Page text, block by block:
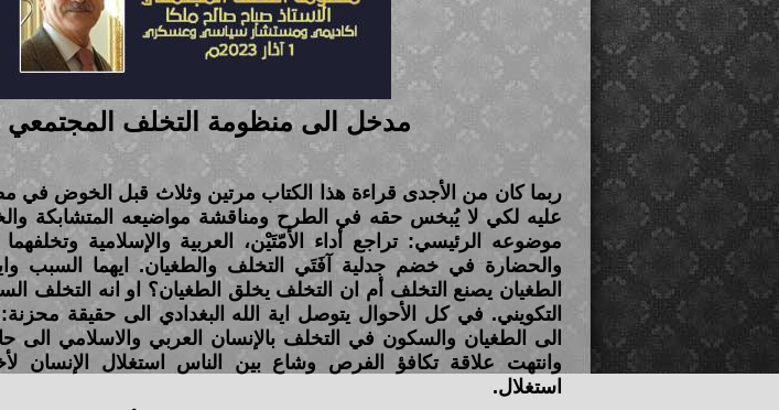
مدخل الى منظومة التخلف المجتمعي
ربما كان من الأجدى قراءة هذا الكتاب مرتين وثلاث قبل الخوض في
عليه لكي لا يُبخس حقه في الطرح ومناقشة مواضيعه المتشابكة
موضوعه الرئيسي: تراجع أداء الأمّتَيْن، العربية والإسلامية
والحضارة في خضم جدلية آفَتَي التخلف والطغيان. ايهما السبب
الطغيان يصنع التخلف أم ان التخلف يخلق الطغيان؟ او انه التخلف
التكويني. في كل الأحوال يتوصل اية الله البغدادي الى حقيقة
الى الطغيان والسكون في التخلف بالإنسان العربي والاسلامي الى
وانتهت علاقة تكافؤ الفرص وشاع بين الناس استغلال الإنسان
استغلال.